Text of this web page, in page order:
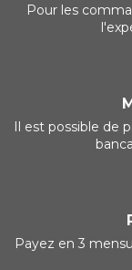
Pour les
Il est possible de
Payez en 3